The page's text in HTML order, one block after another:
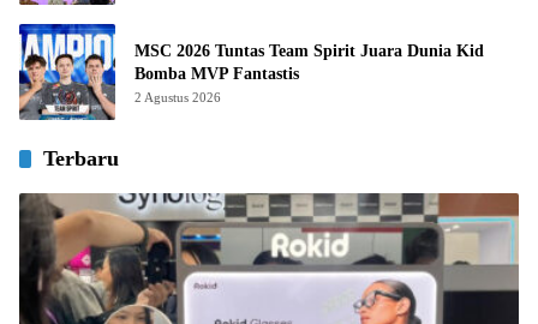
MSC 2026 Tuntas Team Spirit Juara Dunia Kid
Bomba MVP Fantastis
2 Agustus 2026
Terbaru